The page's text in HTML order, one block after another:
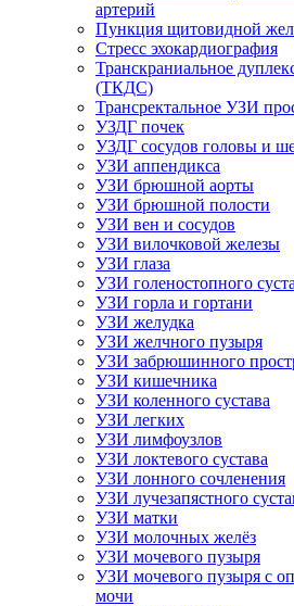
артерий
Пункция щитовидной
Стресс эхокардиография
Транскраниальное
(ТКДС)
Трансректальное УЗИ
УЗДГ почек
УЗДГ сосудов головы и
УЗИ аппендикса
УЗИ брюшной аорты
УЗИ брюшной полости
УЗИ вен и сосудов
УЗИ вилочковой железы
УЗИ глаза
УЗИ голеностопного
УЗИ горла и гортани
УЗИ желудка
УЗИ желчного пузыря
УЗИ забрюшинного
УЗИ кишечника
УЗИ коленного сустава
УЗИ легких
УЗИ лимфоузлов
УЗИ локтевого сустава
УЗИ лонного сочленения
УЗИ лучезапястного
УЗИ матки
УЗИ молочных желёз
УЗИ мочевого пузыря
УЗИ мочевого пузыря с
мочи